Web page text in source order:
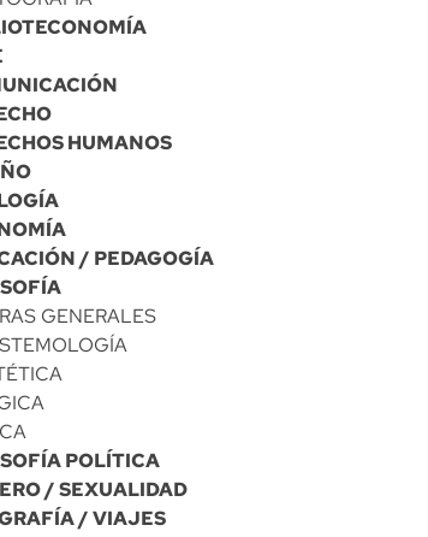
HUMANOS
/ PEDAGOGÍA
GENERALES
POLÍTICA
/ SEXUALIDAD
/ VIAJES